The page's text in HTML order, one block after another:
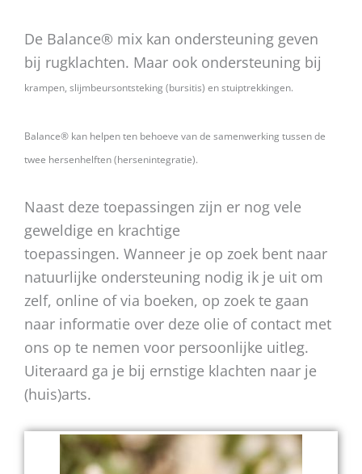
De Balance® mix kan ondersteuning geven
bij rugklachten. Maar ook ondersteuning bij
krampen, slijmbeursontsteking (bursitis) en stuiptrekkingen.
Balance® kan helpen ten behoeve van de samenwerking tussen de
twee hersenhelften (hersenintegratie).
Naast deze toepassingen zijn er nog vele
geweldige en krachtige
toepassingen. Wanneer je op zoek bent naar
natuurlijke ondersteuning nodig ik je uit om
zelf, online of via boeken, op zoek te gaan
naar informatie over deze olie of contact met
ons op te nemen voor persoonlijke uitleg.
Uiteraard ga je bij ernstige klachten naar je
(huis)arts.